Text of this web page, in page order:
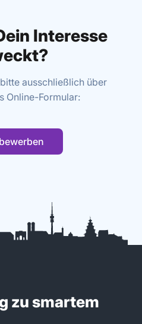
Interesse
ausschließlich über
Online-Formular:
zu smartem